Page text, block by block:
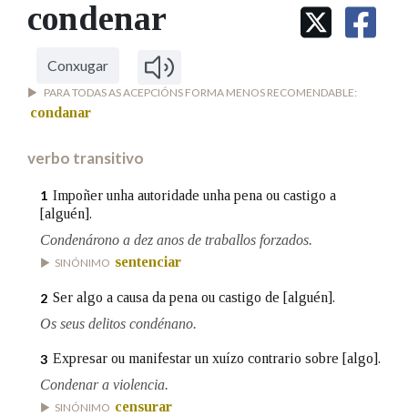
IDENTIDADE CORPORATIVA
MARCIAL DEL ADALID
FIGURAS HOMENAXEADAS
Facebook
TwitterYoutubeInstagram
Bluesky
BUSCAR NOS LEMAS
Comeza por
Contén
Nas definicións
Nos exemplos
condenar
Conxugar
PARA TODAS AS ACEPCIÓNS FORMA MENOS RECOMENDABLE:
condanar
verbo transitivo
1 Impoñer unha autoridade unha pena ou castigo a
[alguén].
Condenárono a dez anos de traballos forzados.
SINÓNIMO sentenciar
2 Ser algo a causa da pena ou castigo de [alguén].
Os seus delitos condénano.
3 Expresar ou manifestar un xuízo contrario sobre [algo].
Condenar a violencia.
SINÓNIMO censurar